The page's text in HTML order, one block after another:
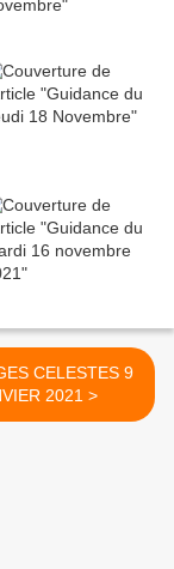
CELESTES 9
JANVIER 2021 >